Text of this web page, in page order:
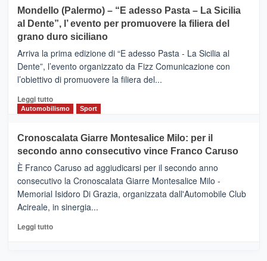
e
messaggi
di
CASTIGLIONE
DI
SICILIA
(Ct)
–
Il
Borgo
Gusto,
il
tra
sapori
vicoli
medievali
Mondello (Palermo) – “E adesso Pasta – La Sicilia
al Dente”, l’ evento per promuovere la filiera del
grano duro siciliano
Arriva la prima edizione di “E adesso Pasta - La Sicilia al
Dente”, l’evento organizzato da Fizz Comunicazione con
l’obiettivo di promuovere la filiera del...
Leggi tuttoLeggi
di
Mondello
(Palermo)
–
“E
adesso
Pasta
–
Sicilia
Automobilismo Sport
Cronoscalata Giarre Montesalice Milo: per il
secondo anno consecutivo vince Franco Caruso
È Franco Caruso ad aggiudicarsi per il secondo anno
consecutivo la Cronoscalata Giarre Montesalice Milo -
Memorial Isidoro Di Grazia, organizzata dall'Automobile Club
Acireale, in sinergia...
Leggi tuttoLeggi